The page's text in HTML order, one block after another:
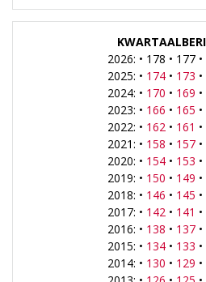
2026: • 178 • 177 •
2025: • 174• 173 •
2024: • 170 • 169 •
2023: • 166 • 165 •
2022: • 162 • 161 •
2021: • 158 • 157•
2020: • 154• 153 •
2019: • 150 • 149 •
2018: • 146 • 145 •
2017: • 142 • 141 •
2016: • 138 • 137•
2015: • 134• 133 •
2014: • 130 • 129 •